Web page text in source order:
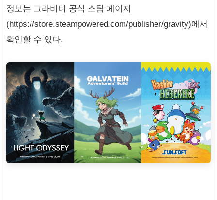
정보는 그라비티 공식 스팀 페이지
(https://store.steampowered.com/publisher/gravity)에서
확인할 수 있다.